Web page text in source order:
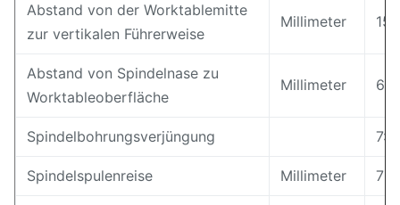
Abstand von der Worktablemitte
zur vertikalen Führerweise
Millimeter
Abstand von Spindelnase zu
Worktableoberfläche
Millimeter 60
Spindelbohrungsverjüngung
Spindelspulenreise Millimeter 70